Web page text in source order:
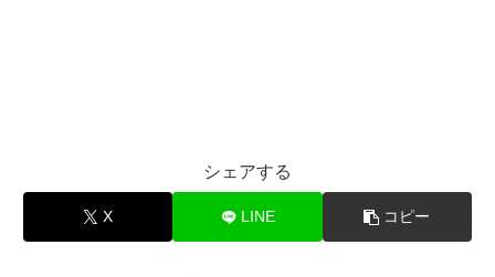
シェアする
X LINE コピー